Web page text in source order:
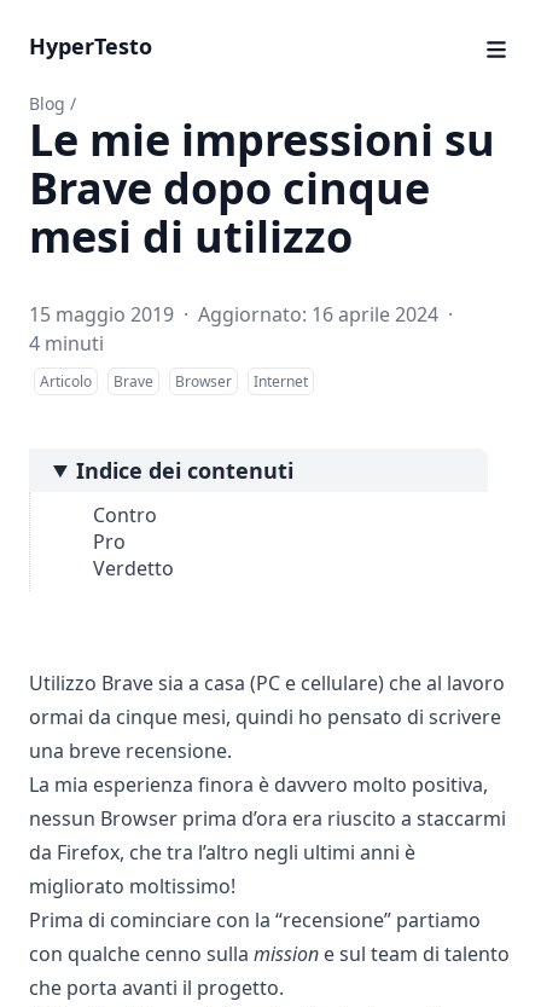
HyperTesto
Blog /
Le mie impressioni su
Brave dopo cinque
mesi di utilizzo
15 maggio 2019 · Aggiornato: 16 aprile 2024 ·
4 minuti
Articolo Brave Browser Internet
Indice dei contenuti
Contro
Pro
Verdetto
Utilizzo Brave sia a casa (PC e cellulare) che al lavoro
ormai da cinque mesi, quindi ho pensato di scrivere
una breve recensione.
La mia esperienza finora è davvero molto positiva,
nessun Browser prima d’ora era riuscito a staccarmi
da Firefox, che tra l’altro negli ultimi anni è
migliorato moltissimo!
Prima di cominciare con la “recensione” partiamo
con qualche cenno sulla mission e sul team di talento
che porta avanti il progetto.